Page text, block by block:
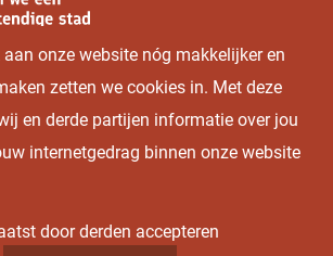
onze website nóg makkelijker en
zetten we cookies in. Met deze
en derde partijen informatie over jou
internetgedrag binnen onze website
door derden accepteren
suggesties of een project dat de
We horen graag van je!
ons op